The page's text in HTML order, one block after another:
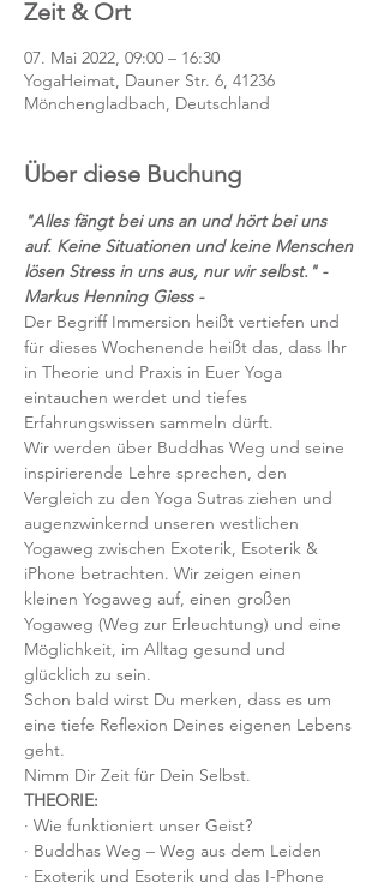
Zeit & Ort
07. Mai 2022, 09:00 – 16:30
YogaHeimat, Dauner Str. 6, 41236
Mönchengladbach, Deutschland
Über diese Buchung
"Alles fängt bei uns an und hört bei uns
auf. Keine Situationen und keine Menschen
lösen Stress in uns aus, nur wir selbst." -
Markus Henning Giess -
Der Begriff Immersion heißt vertiefen und
für dieses Wochenende heißt das, dass Ihr
in Theorie und Praxis in Euer Yoga
eintauchen werdet und tiefes
Erfahrungswissen sammeln dürft.
Wir werden über Buddhas Weg und seine
inspirierende Lehre sprechen, den
Vergleich zu den Yoga Sutras ziehen und
augenzwinkernd unseren westlichen
Yogaweg zwischen Exoterik, Esoterik &
iPhone betrachten. Wir zeigen einen
kleinen Yogaweg auf, einen großen
Yogaweg (Weg zur Erleuchtung) und eine
Möglichkeit, im Alltag gesund und
glücklich zu sein.
Schon bald wirst Du merken, dass es um
eine tiefe Reflexion Deines eigenen Lebens
geht.
Nimm Dir Zeit für Dein Selbst.
THEORIE:
· Wie funktioniert unser Geist?
· Buddhas Weg – Weg aus dem Leiden
· Exoterik und Esoterik und das I-Phone